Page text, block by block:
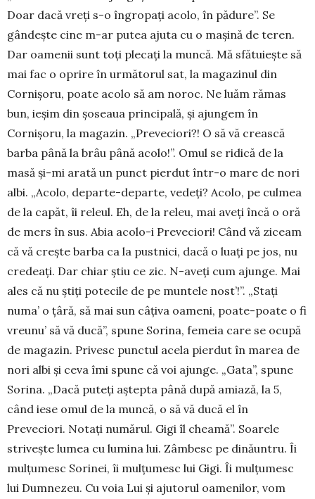
Doar dacă vreți s-o îngro­pați acolo, în pădure”. Se
gândește cine m-ar putea ajuta cu o ma­șină de teren.
Dar oa­menii sunt toți plecați la muncă. Mă sfătu­ieș­te să
mai fac o opri­re în următorul sat, la magazinul din
Corni­șoru, poate acolo să am noroc. Ne luăm ră­mas
bun, ieșim din șoseaua principală, și ajungem în
Cornișoru, la magazin. „Preve­ciori?! O să vă creas­că
barba până la brâu până acolo!”. Omul se ridică de la
masă și-mi arată un punct pierdut într-o mare de nori
albi. „Acolo, departe-departe, vedeți? Acolo, pe culmea
de la capăt, îi releul. Eh, de la releu, mai aveți încă o oră
de mers în sus. Abia acolo-i Preveciori! Când vă ziceam
că vă crește barba ca la pustnici, dacă o luați pe jos, nu
credeați. Dar chiar știu ce zic. N-aveți cum ajunge. Mai
ales că nu știți potecile de pe muntele nost’!”. „Stați
numa’ o țâră, să mai sun câțiva oameni, poate-poate o fi
vreunu’ să vă du­că”, spune Sorina, femeia care se ocupă
de maga­zin. Privesc punctul acela pierdut în marea de
nori albi și ceva îmi spune că voi ajunge. „Gata”, spune
Sorina. „Dacă puteți aștepta până după amiază, la 5,
când iese omul de la muncă, o să vă ducă el în
Preveciori. Notați numărul. Gigi îl cheamă”. Soa­rele
strivește lumea cu lumina lui. Zâmbesc pe dină­untru. Îi
mulțumesc Sorinei, îi mulțumesc lui Gigi. Îi mulțumesc
lui Dumnezeu. Cu voia Lui și ajutorul oamenilor, vom